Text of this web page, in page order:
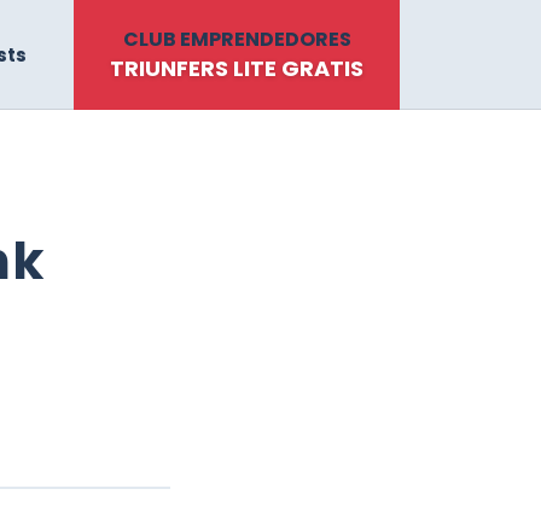
CLUB EMPRENDEDORES
TRIUNFERS LITE GRATIS